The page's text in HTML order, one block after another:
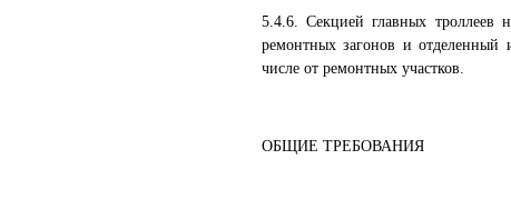
5.4.6. Секцией главных троллеев
ремонтных загонов и отделенный
числе от ремонтных участков.
ОБЩИЕ ТРЕБОВАНИЯ